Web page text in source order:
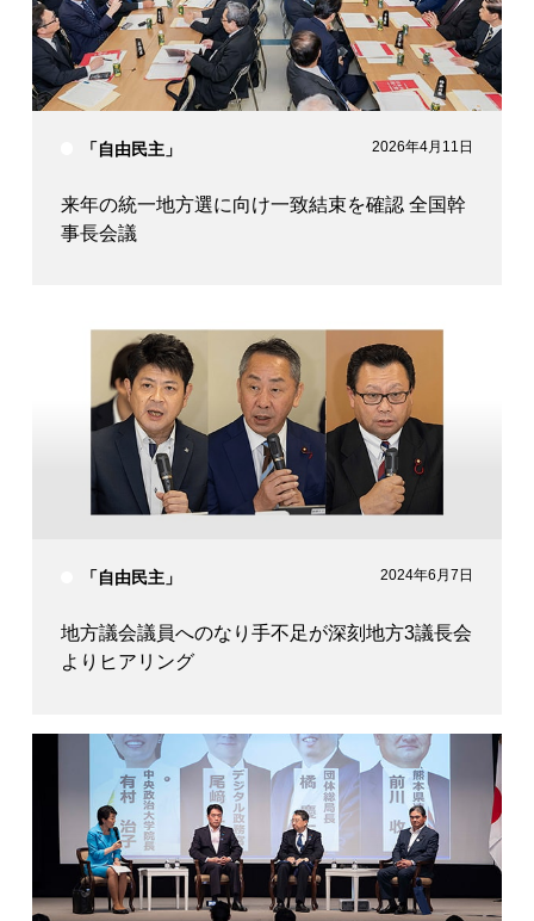
「自由民主」 2026年4月11日
来年の統一地方選に向け一致結束を確認 全国幹
事長会議
「自由民主」 2024年6月7日
地方議会議員へのなり手不足が深刻地方3議長会
よりヒアリング